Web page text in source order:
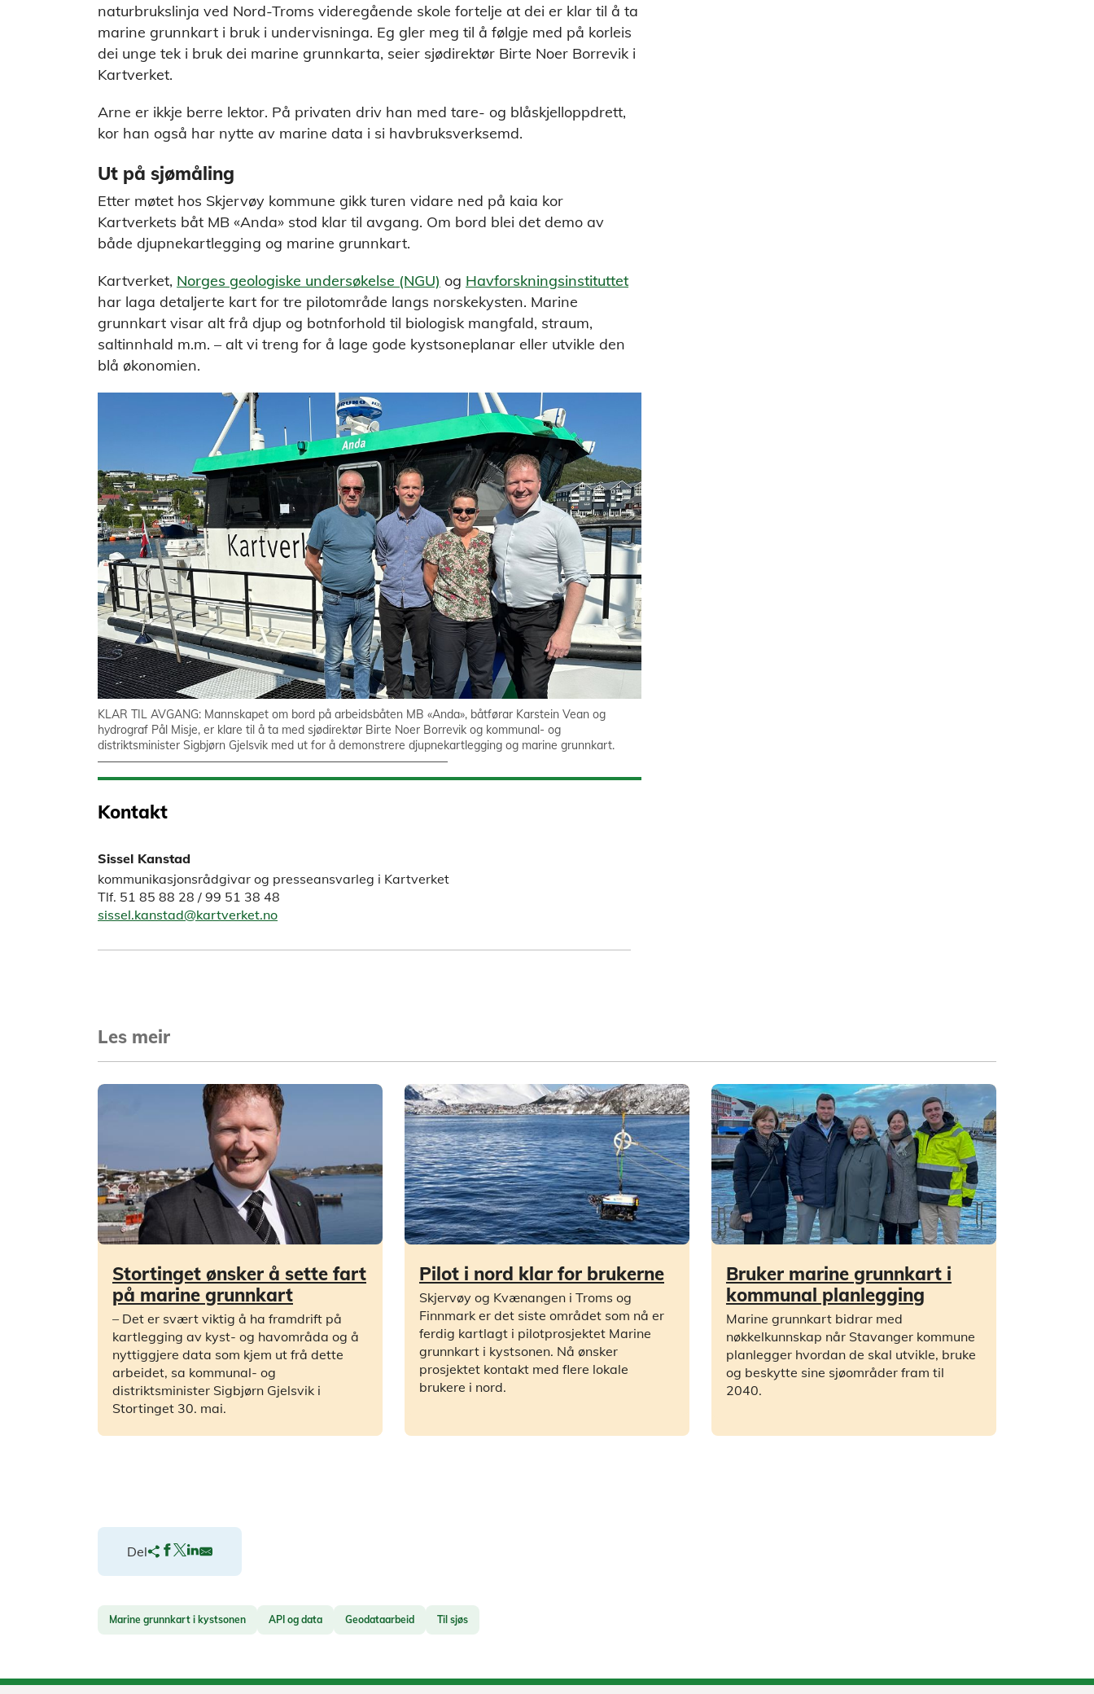
naturbrukslinja ved Nord-Troms videregående skole fortelje at dei er klar til å ta
marine grunnkart i bruk i undervisninga. Eg gler meg til å følgje med på korleis
dei unge tek i bruk dei marine grunnkarta, seier sjødirektør Birte Noer Borrevik i
Kartverket.
Arne er ikkje berre lektor. På privaten driv han med tare- og blåskjelloppdrett,
kor han også har nytte av marine data i si havbruksverksemd.
Ut på sjømåling
Etter møtet hos Skjervøy kommune gikk turen vidare ned på kaia kor
Kartverkets båt MB «Anda» stod klar til avgang. Om bord blei det demo av
både djupnekartlegging og marine grunnkart.
Kartverket, Norges geologiske undersøkelse (NGU) og Havforskningsinstituttet
har laga detaljerte kart for tre pilotområde langs norskekysten. Marine
grunnkart visar alt frå djup og botnforhold til biologisk mangfald, straum,
saltinnhald m.m. – alt vi treng for å lage gode kystsoneplanar eller utvikle den
blå økonomien.
KLAR TIL AVGANG: Mannskapet om bord på arbeidsbåten MB «Anda», båtførar Karstein Vean og
hydrograf Pål Misje, er klare til å ta med sjødirektør Birte Noer Borrevik og kommunal- og
distriktsminister Sigbjørn Gjelsvik med ut for å demonstrere djupnekartlegging og marine grunnkart.
Kontakt
Sissel Kanstad
kommunikasjonsrådgivar og presseansvarleg i Kartverket
Tlf. 51 85 88 28 / 99 51 38 48
sissel.kanstad@kartverket.no
Les meir
Stortinget ønsker å sette fart
på marine grunnkart
– Det er svært viktig å ha framdrift på
kartlegging av kyst- og havområda og å
nyttiggjere data som kjem ut frå dette
arbeidet, sa kommunal- og
distriktsminister Sigbjørn Gjelsvik i
Stortinget 30. mai.
Pilot i nord klar for brukerne
Skjervøy og Kvænangen i Troms og
Finnmark er det siste området som nå er
ferdig kartlagt i pilotprosjektet Marine
grunnkart i kystsonen. Nå ønsker
prosjektet kontakt med flere lokale
brukere i nord.
Bruker marine grunnkart i
kommunal planlegging
Marine grunnkart bidrar med
nøkkelkunnskap når Stavanger kommune
planlegger hvordan de skal utvikle, bruke
og beskytte sine sjøområder fram til
2040.
Del
Marine grunnkart i kystsonen API og data Geodataarbeid Til sjøs